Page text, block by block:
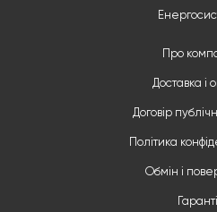
Про
Доставка і
Договір
Політика
Обмін і